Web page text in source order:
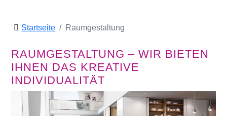
Startseite Raumgestaltung
RAUMGESTALTUNG – WIR BIETEN
IHNEN DAS KREATIVE
INDIVIDUALITÄT